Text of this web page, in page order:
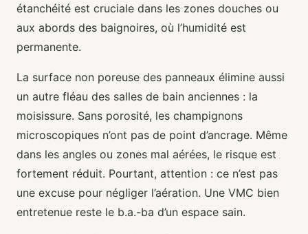
étanchéité est cruciale dans les zones douches ou
aux abords des baignoires, où l’humidité est
permanente.
La surface non poreuse des panneaux élimine aussi
un autre fléau des salles de bain anciennes : la
moisissure. Sans porosité, les champignons
microscopiques n’ont pas de point d’ancrage. Même
dans les angles ou zones mal aérées, le risque est
fortement réduit. Pourtant, attention : ce n’est pas
une excuse pour négliger l’aération. Une VMC bien
entretenue reste le b.a.-ba d’un espace sain.